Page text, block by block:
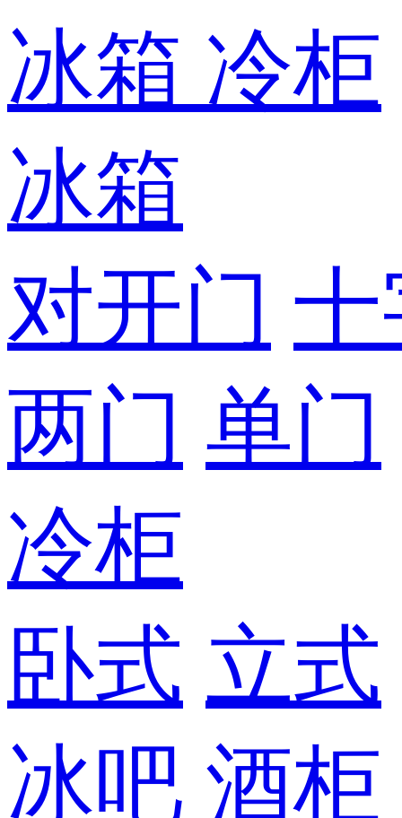
冰箱 冷柜
冰箱
对开门
两门 单门
冷柜
卧式 立式
冰吧 酒柜